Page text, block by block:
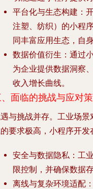
平台化与生态构建 ：
注塑、纺织）的小程
同丰富应用生态，自
数据价值衍生 ：通过
为企业提供数据洞察
收入增长曲线。
面临的挑战与应对
与挑战并存。工业场
要求极高，小程序开发
安全与数据隐私 ：工
限控制，并确保数据
离线与复杂环境适配